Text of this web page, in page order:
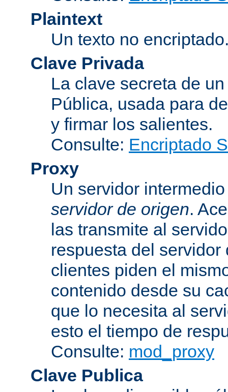
Plaintext
Un texto no
Clave Privada
La clave secreta de
Pública, usada para
y firmar los salientes.
Consulte: Encriptado
Proxy
Un servidor
servidor de origen.
las transmite al
respuesta del
clientes piden el
contenido desde su
que lo necesita al
esto el tiempo de
Consulte: mod_proxy
Clave Publica